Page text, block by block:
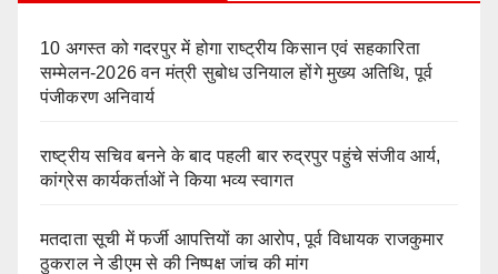
10 अगस्त को गदरपुर में होगा राष्ट्रीय किसान एवं सहकारिता
सम्मेलन-2026 वन मंत्री सुबोध उनियाल होंगे मुख्य अतिथि, पूर्व
पंजीकरण अनिवार्य
राष्ट्रीय सचिव बनने के बाद पहली बार रुद्रपुर पहुंचे संजीव आर्य,
कांग्रेस कार्यकर्ताओं ने किया भव्य स्वागत
मतदाता सूची में फर्जी आपत्तियों का आरोप, पूर्व विधायक राजकुमार
ठुकराल ने डीएम से की निष्पक्ष जांच की मांग